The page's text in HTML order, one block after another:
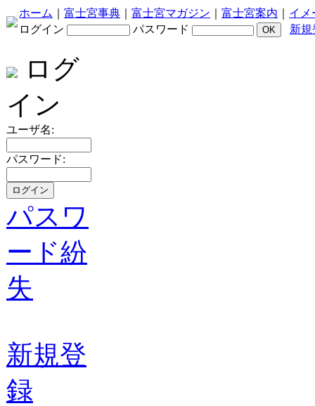
ホーム 富士宮事典 富士宮マガジン 富士宮案内
イメ
ログイン
パスワード 新規
ログ
イン
ユーザ名:
パスワード:
パスワ
ード紛
失
新規登
録